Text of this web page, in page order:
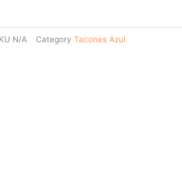
N/A Category Tacones Azul